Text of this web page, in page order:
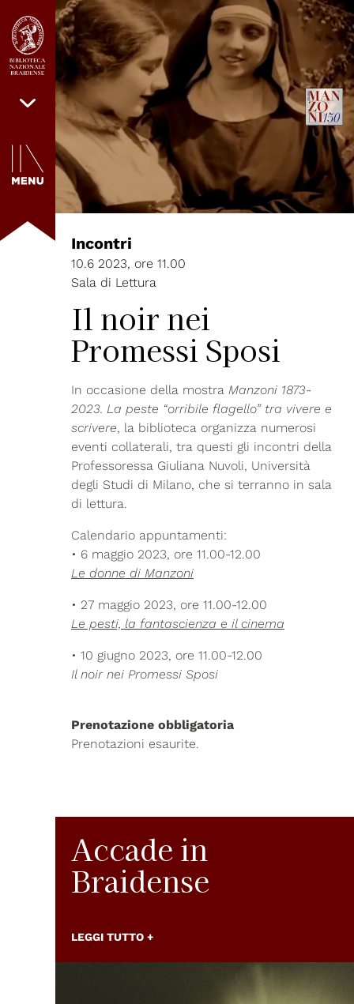
Incontri
10.6 2023, ore 11.00
Sala di Lettura
Il noir nei
Promessi Sposi
In occasione della mostra Manzoni 1873-
2023. La peste “orribile flagello” tra vivere e
scrivere, la biblioteca organizza numerosi
eventi collaterali, tra questi gli incontri della
Professoressa Giuliana Nuvoli, Università
degli Studi di Milano, che si terranno in sala
di lettura.
Calendario appuntamenti:
• 6 maggio 2023, ore 11.00-12.00
Le donne di Manzoni
• 27 maggio 2023, ore 11.00-12.00
Le pesti, la fantascienza e il cinema
• 10 giugno 2023, ore 11.00-12.00
Il noir nei Promessi Sposi
Prenotazione obbligatoria
Prenotazioni esaurite.
Accade in
Braidense
LEGGI TUTTO +